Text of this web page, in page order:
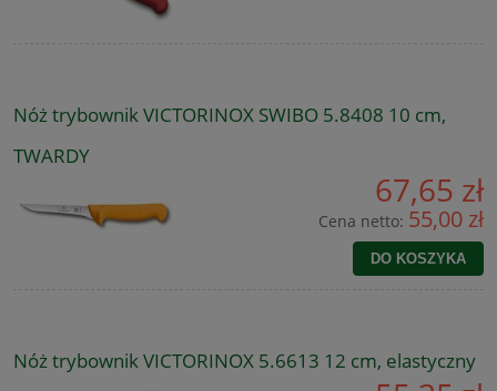
Nóż trybownik VICTORINOX SWIBO 5.8408 10 cm,
TWARDY
67,65 zł
Cena netto: 55,00 zł
DO KOSZYKA
Nóż trybownik VICTORINOX 5.6613 12 cm, elastyczny